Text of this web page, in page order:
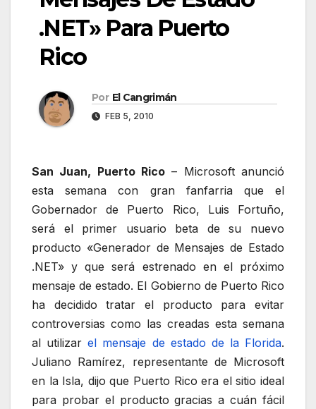
.NET» Para Puerto
Rico
Por El Cangrimán
FEB 5, 2010
San Juan, Puerto Rico – Microsoft anunció
esta semana con gran fanfarria que el
Gobernador de Puerto Rico, Luis Fortuño,
será el primer usuario beta de su nuevo
producto «Generador de Mensajes de Estado
.NET» y que será estrenado en el próximo
mensaje de estado. El Gobierno de Puerto Rico
ha decidido tratar el producto para evitar
controversias como las creadas esta semana
al utilizarel mensaje de estado de la Florida.
Juliano Ramírez, representante de Microsoft
en la Isla, dijo que Puerto Rico era el sitio ideal
para probar el producto gracias a cuán fácil